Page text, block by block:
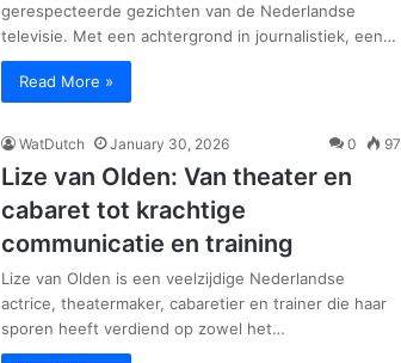
gerespecteerde gezichten van de Nederlandse
televisie. Met een achtergrond in journalistiek, een…
Read More »
WatDutch January 30, 2026 0 97
Lize van Olden: Van theater en
cabaret tot krachtige
communicatie en training
Lize van Olden is een veelzijdige Nederlandse
actrice, theatermaker, cabaretier en trainer die haar
sporen heeft verdiend op zowel het…